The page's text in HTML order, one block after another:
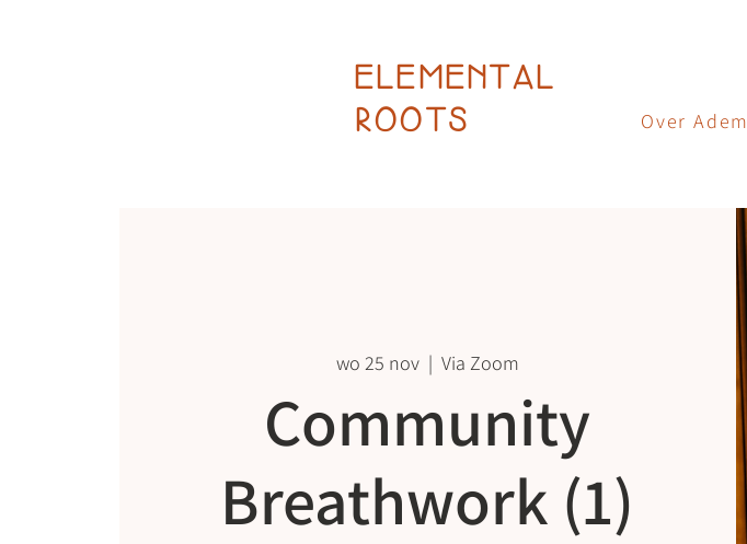
ELEMENTAL
ROOTS
Over Adem
wo 25 nov
  |
Via Zoom
Community
Breathwork (1)